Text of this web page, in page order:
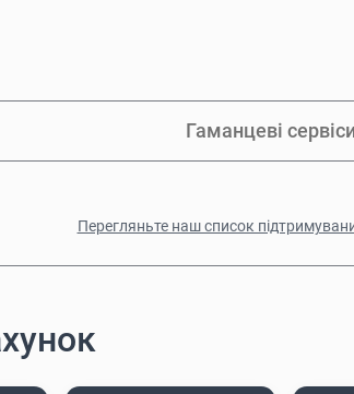
Гаманцеві сервіси
Перегляньте наш список